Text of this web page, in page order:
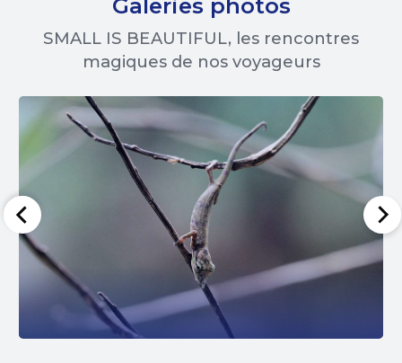
SMALL IS BEAUTIFUL, les rencontres
magiques de nos voyageurs